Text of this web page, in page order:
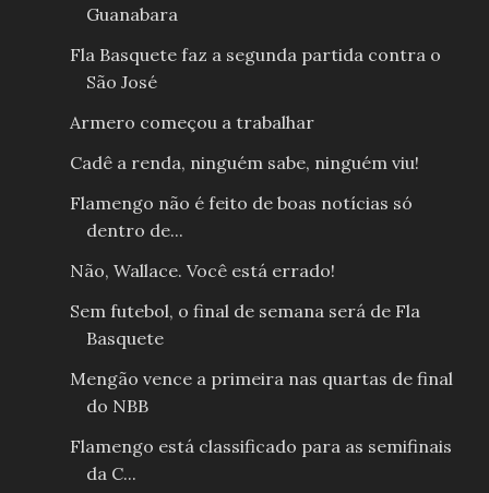
Guanabara
Fla Basquete faz a segunda partida contra o
São José
Armero começou a trabalhar
Cadê a renda, ninguém sabe, ninguém viu!
Flamengo não é feito de boas notícias só
dentro de...
Não, Wallace. Você está errado!
Sem futebol, o final de semana será de Fla
Basquete
Mengão vence a primeira nas quartas de final
do NBB
Flamengo está classificado para as semifinais
da C...